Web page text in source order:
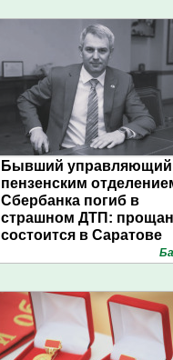
Бывший управляющий
пензенским
Сбербанка погиб в
страшном ДТП:
состоится в Саратове